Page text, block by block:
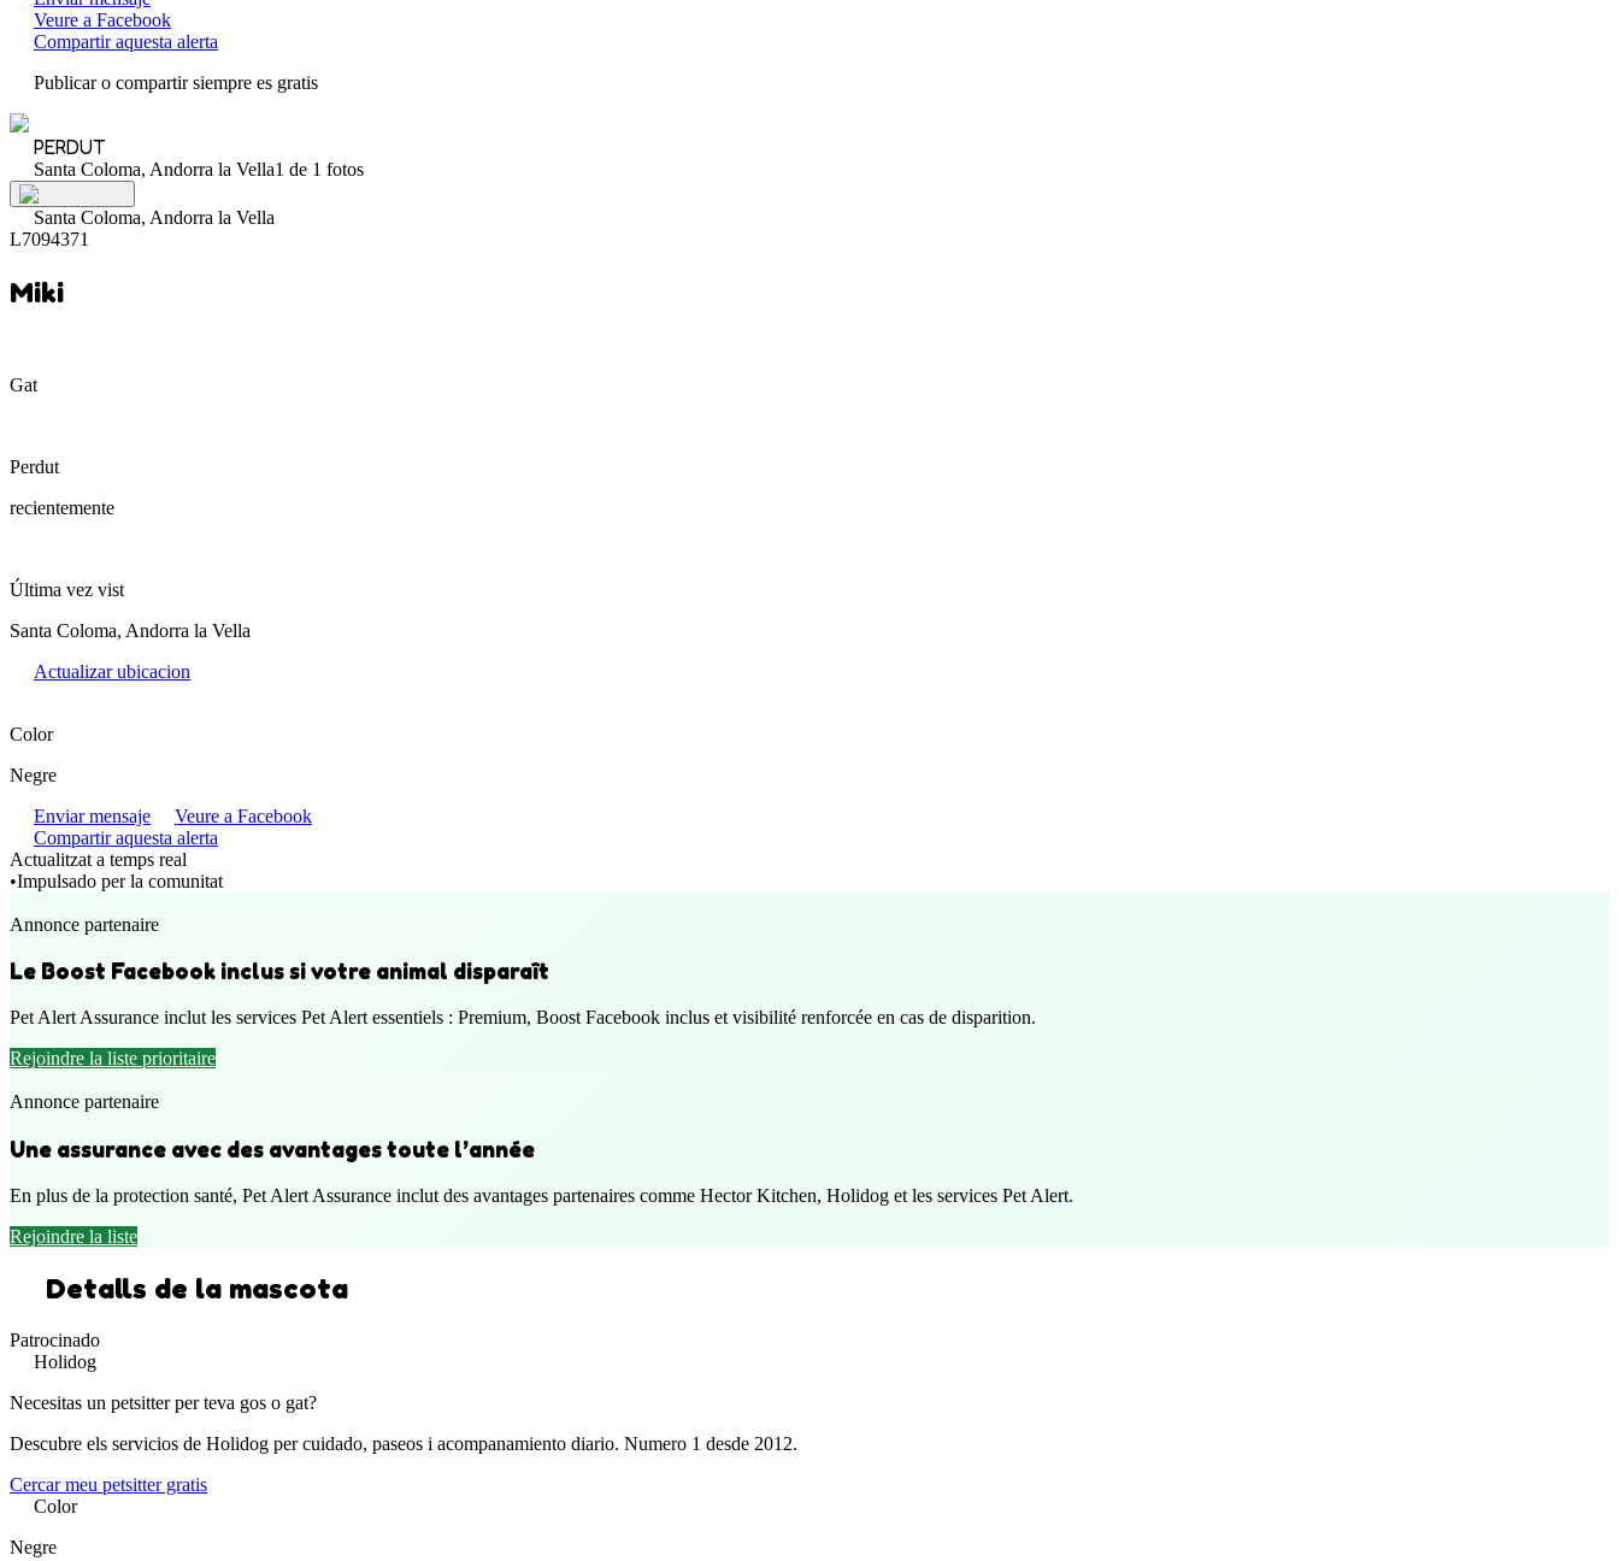
Veure a Facebook
Compartir aquesta alerta
Publicar o compartir siempre es gratis
PERDUT
Santa Coloma, Andorra la Vella1 de 1 fotos
Santa Coloma, Andorra la Vella
L7094371
Miki
Gat
Perdut
recientemente
Última vez vist
Santa Coloma, Andorra la Vella
Actualizar ubicacion
Color
Negre
Enviar mensaje
Veure a Facebook
Compartir aquesta alerta
Actualitzat a temps real
•Impulsado per la comunitat
Annonce partenaire
Le Boost Facebook inclus si votre animal disparaît
Pet Alert Assurance inclut les services Pet Alert essentiels : Premium, Boost Facebook inclus et visibilité renforcée en cas de disparition.
Rejoindre la liste prioritaire
Annonce partenaire
Une assurance avec des avantages toute l’année
En plus de la protection santé, Pet Alert Assurance inclut des avantages partenaires comme Hector Kitchen, Holidog et les services Pet Alert.
Rejoindre la liste
Detalls de la mascota
Patrocinado
Holidog
Necesitas un petsitter per teva gos o gat?
Descubre els servicios de Holidog per cuidado, paseos i acompanamiento diario. Numero 1 desde 2012.
Cercar meu petsitter gratis
Color
Negre